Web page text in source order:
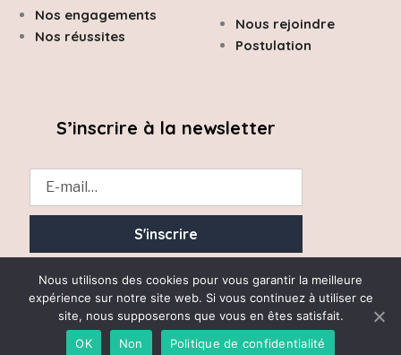
Nous rejoindre
Postulation
Nos engagements
Nos réussites
S’inscrire à la newsletter
Nous utilisons des cookies pour vous garantir la meilleure
expérience sur notre site web. Si vous continuez à utiliser ce
site, nous supposerons que vous en êtes satisfait.
OK
Non Politique de confidentialité